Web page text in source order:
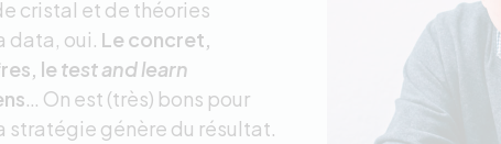
cristal et de théories
data, oui. Le concret,
le test and learn
… On est (très) bons pour
stratégie génère du résultat.